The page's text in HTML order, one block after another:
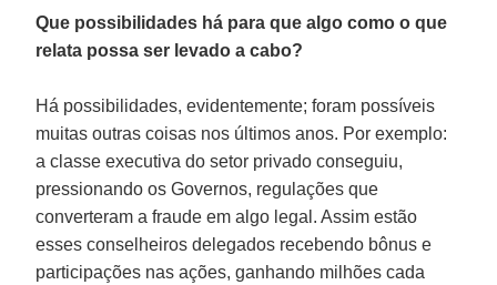
Que possibilidades há para que algo como o que
relata possa ser levado a cabo?
Há possibilidades, evidentemente; foram possíveis
muitas outras coisas nos últimos anos. Por exemplo:
a classe executiva do setor privado conseguiu,
pressionando os Governos, regulações que
converteram a fraude em algo legal. Assim estão
esses conselheiros delegados recebendo bônus e
participações nas ações, ganhando milhões cada